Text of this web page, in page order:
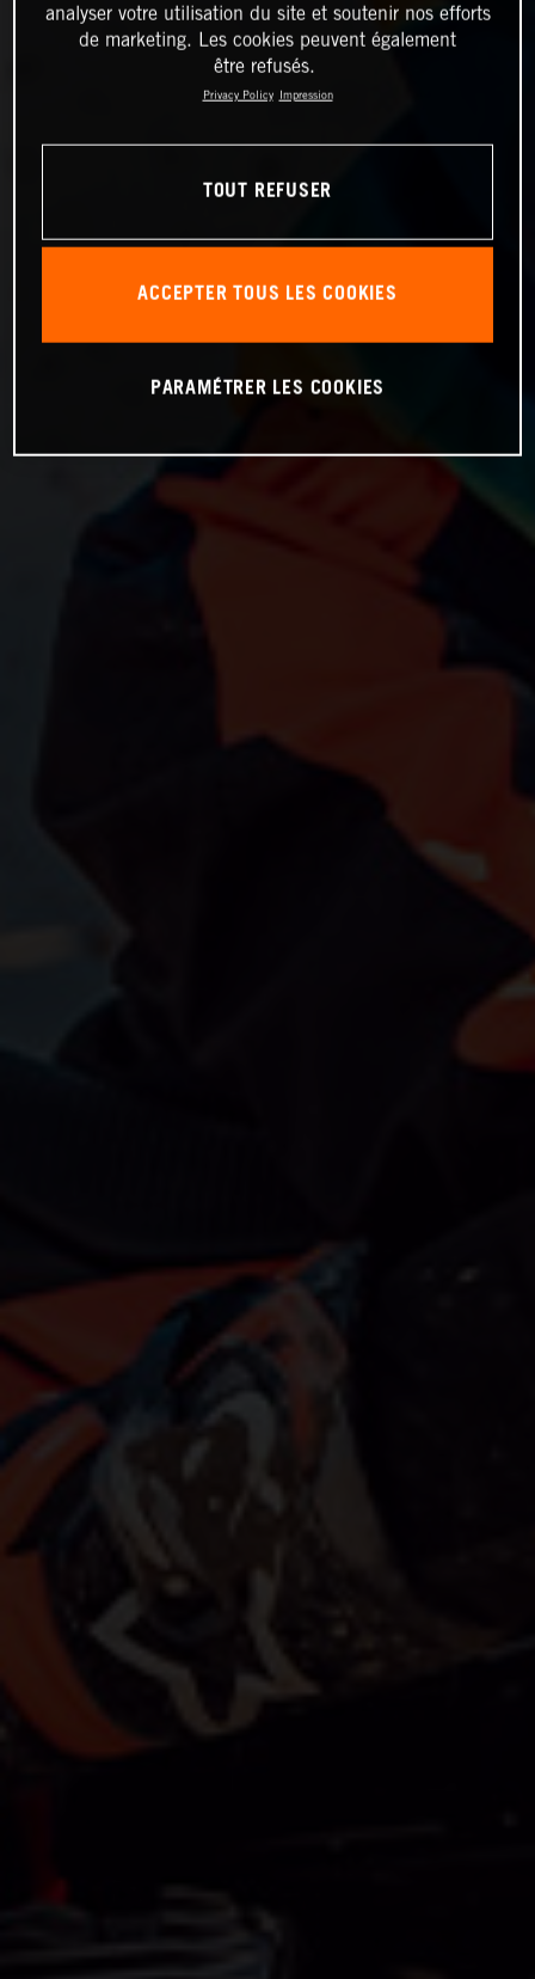
analyser votre utilisation du site et soutenir nos efforts
de marketing. Les cookies peuvent également
être refusés.
Privacy Policy Impression
TOUT REFUSER
ACCEPTER TOUS LES COOKIES
PARAMÉTRER LES COOKIES